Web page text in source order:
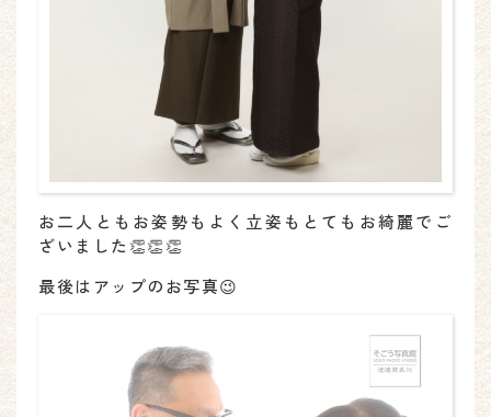
お二人ともお姿勢もよく立姿もとてもお綺麗でご
ざいました👏👏👏
最後はアップのお写真😉